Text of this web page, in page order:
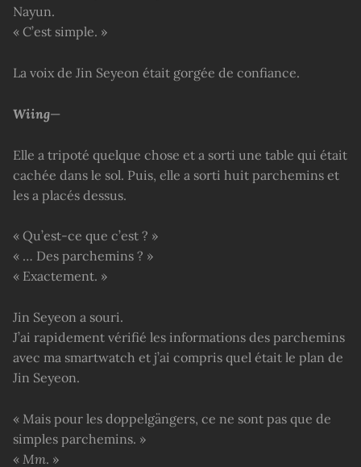
Nayun.
« C’est simple. »
La voix de Jin Seyeon était gorgée de confiance.
Wiing—
Elle a tripoté quelque chose et a sorti une table qui était
cachée dans le sol. Puis, elle a sorti huit parchemins et
les a placés dessus.
« Qu’est-ce que c’est ? »
« … Des parchemins ? »
« Exactement. »
Jin Seyeon a souri.
J’ai rapidement vérifié les informations des parchemins
avec ma smartwatch et j’ai compris quel était le plan de
Jin Seyeon.
« Mais pour les doppelgängers, ce ne sont pas que de
simples parchemins. »
« Mm. »